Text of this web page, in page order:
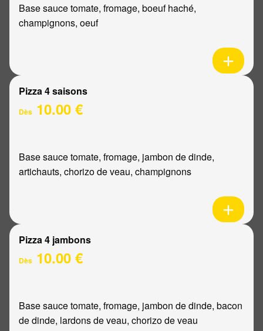
Base sauce tomate, fromage, boeuf haché,
champignons, oeuf
Pizza 4 saisons
Dès 10.00 €
Base sauce tomate, fromage, jambon de dinde,
artichauts, chorizo de veau, champignons
Pizza 4 jambons
Dès 10.00 €
Base sauce tomate, fromage, jambon de dinde, bacon
de dinde, lardons de veau, chorizo de veau